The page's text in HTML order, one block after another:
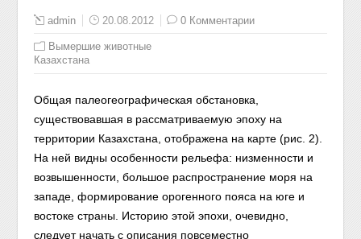
admin 20.08.2012 0 Комментарии
Вымершие животные
Казахстана
Общая палеогеографическая обстановка,
существовавшая в рассматриваемую эпоху на
территории Казахстана, отображена на карте (рис. 2).
На ней видны особенности рельефа: низменности и
возвышенности, большое распространение моря на
западе, формирование орогенного пояса на юге и
востоке страны. Историю этой эпохи, очевидно,
следует начать с описания повсеместно